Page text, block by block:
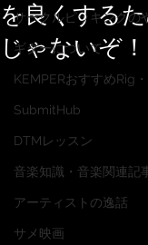
サークルピッキングの
ギターについて
KEMPERおすすめRig
SubmitHub
DTMレッスン
音楽知識・音楽関連記
アーティストの逸話
サメ映画
を良くする
じゃないぞ！